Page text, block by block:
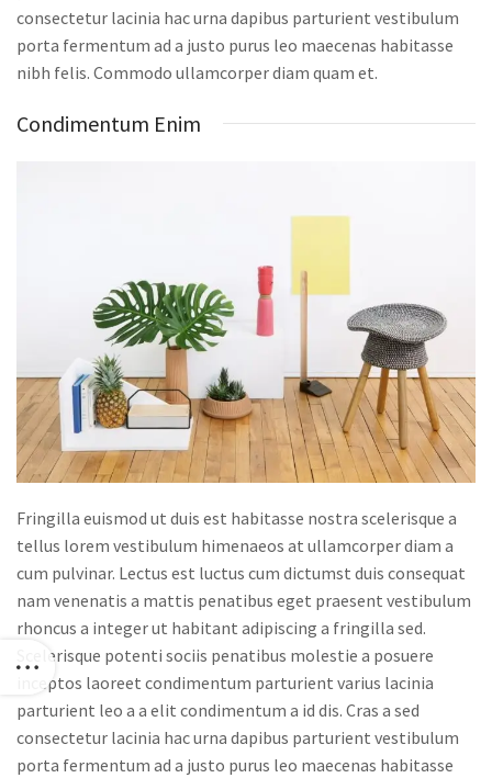
consectetur lacinia hac urna dapibus parturient vestibulum
porta fermentum ad a justo purus leo maecenas habitasse
nibh felis. Commodo ullamcorper diam quam et.
Condimentum Enim
Fringilla euismod ut duis est habitasse nostra scelerisque a
tellus lorem vestibulum himenaeos at ullamcorper diam a
cum pulvinar. Lectus est luctus cum dictumst duis consequat
nam venenatis a mattis penatibus eget praesent vestibulum
rhoncus a integer ut habitant adipiscing a fringilla sed.
Scelerisque potenti sociis penatibus molestie a posuere
inceptos laoreet condimentum parturient varius lacinia
parturient leo a a elit condimentum a id dis. Cras a sed
consectetur lacinia hac urna dapibus parturient vestibulum
porta fermentum ad a justo purus leo maecenas habitasse